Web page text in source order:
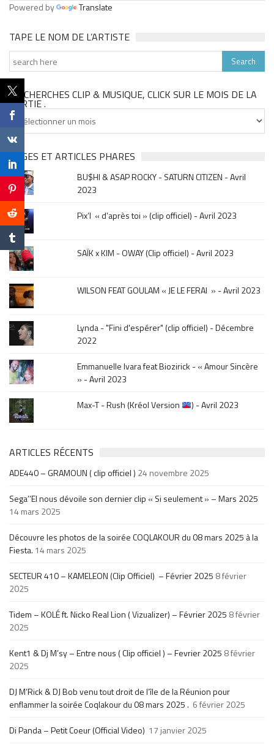
Powered by Translate
TAPE LE NOM DE L’ARTISTE
TU CHERCHES CLIP & MUSIQUE, CLICK SUR LE MOIS DE LA
SORTIE .
Tu
cherches
clip
&
musique,
click
sur
le
mois
de
la
sortie
PAGES ET ARTICLES PHARES
BU$HI & ASAP ROCKY - SATURN CITIZEN - Avril
2023
Pix’l « d’après toi » (clip officiel) - Avril 2023
SAÏK x KIM - OWAY (Clip officiel) - Avril 2023
WILSON FEAT GOULAM « JE LE FERAI » - Avril 2023
Lynda - "Fini d'espérer" (clip officiel) - Décembre
2022
Emmanuelle Ivara feat Biozirick - « Amour Sincère
» - Avril 2023
Max-T - Rush (Kréol Version
) - Avril 2023
ARTICLES RÉCENTS
ADE440 – GRAMOUN ( clip officiel ) 24 novembre 2025
Sega’’El nous dévoile son dernier clip « Si seulement » – Mars 2025
14 mars 2025
Découvre les photos de la soirée COQLAKOUR du 08 mars 2025 à la
Fiesta. 14 mars 2025
SECTEUR 410 – KAMELEON (Clip Officiel) – Février 2025 8 février
2025
Tidem – KOLÉ ft. Nicko Real Lion ( Vizualizer) – Février 2025 8 février
2025
Kent1 & Dj M’sy – Entre nous ( Clip officiel ) – Fevrier 2025 8 février
2025
DJ M’Rick & DJ Bob venu tout droit de l’île de la Réunion pour
enflammer la soirée Coqlakour du 08 mars 2025 . 6 février 2025
Di Panda – Petit Coeur (Official Video) 17 janvier 2025